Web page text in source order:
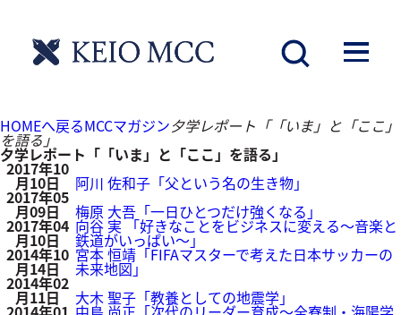
HOMEへ戻るMCCマガジン夕学レポート「「いま」と「ここ」
を語る」
夕学レポート「「いま」と「ここ」を語る」
2017年10
月10日 阿川 佐和子「父という名の生き物」
2017年05
月09日 梅原 大吾「一日ひとつだけ強くなる」
2017年04
月10日
向谷 実 「好きなことをビジネスに変える～音楽と
鉄道がいっぱい～」
2014年10
月14日
宮本 恒靖「FIFAマスターで考えた日本サッカーの
未来地図」
2014年02
月11日 大木 聖子「教養としての地震学」